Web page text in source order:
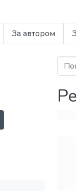
За автором